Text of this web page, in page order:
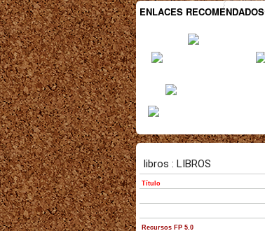
ENLACES RECOMENDADOS